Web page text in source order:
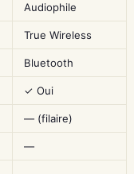
Audiophile
True Wireless
Bluetooth
✓ Oui
— (filaire)
—